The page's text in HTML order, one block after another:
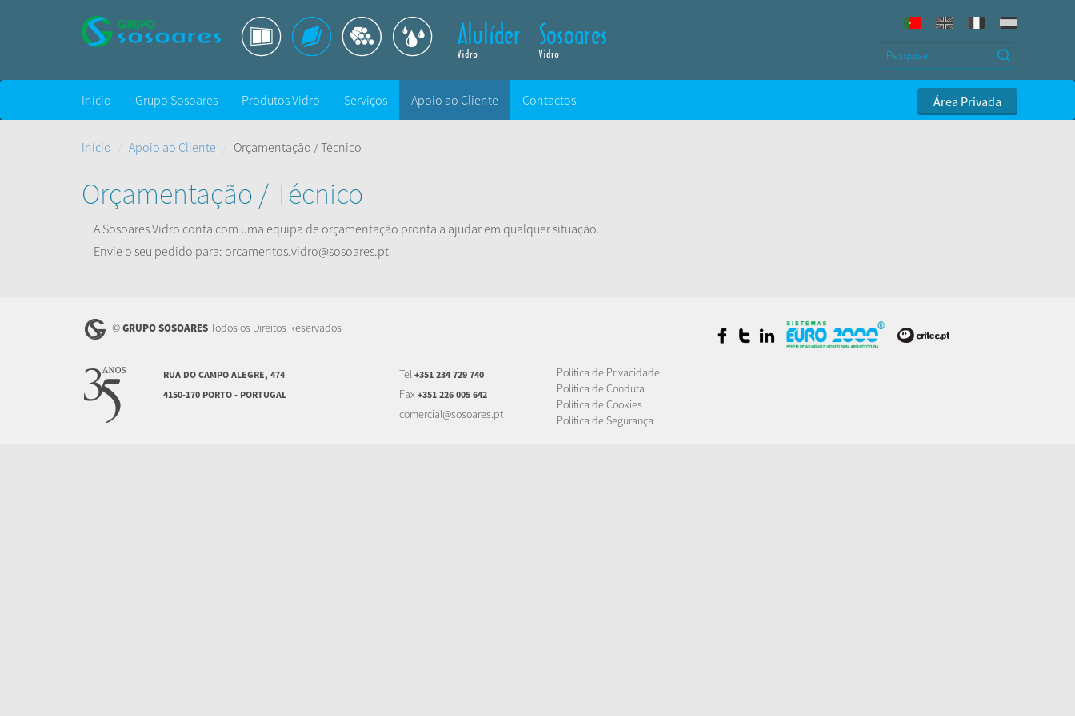
Área Privada
Início Grupo Sosoares Produtos Vidro Serviços Apoio ao Cliente Contactos
Início Apoio ao Cliente Orçamentação / Técnico
Orçamentação / Técnico
A Sosoares Vidro conta com uma equipa de orçamentação pronta a ajudar em qualquer situação.
Envie o seu pedido para: orcamentos.vidro@sosoares.pt
©GRUPO SOSOARESTodos os Direitos Reservados
RUA DO CAMPO ALEGRE, 474
4150-170 PORTO - PORTUGAL
Tel +351 234 729 740
Fax +351 226 005 642
comercial@sosoares.pt
Política de Privacidade
Política de Conduta
Política de Cookies
Política de Segurança